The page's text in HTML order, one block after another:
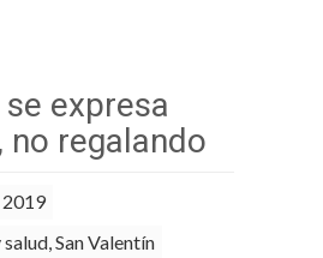
expresa
no regalando
,San Valentín